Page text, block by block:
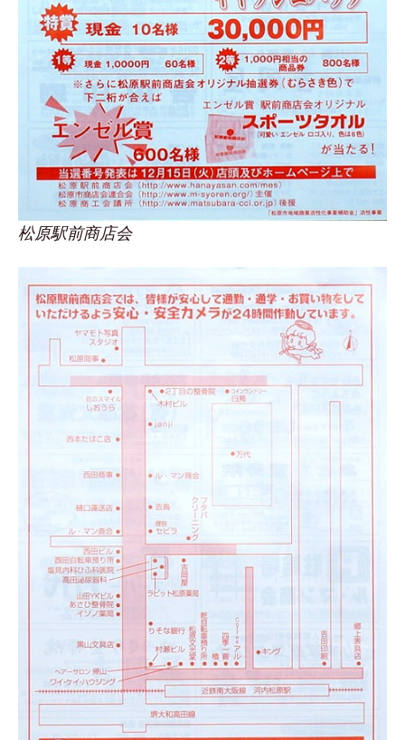
松原駅前商店会